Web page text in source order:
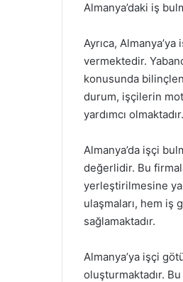
Almanya’daki iş
Ayrıca,
vermektedir.
konusunda
durum, işçilerin
yardımcı olmaktadır.
Almanya’da işçi
değerlidir. Bu
yerleştirilmesine
ulaşmaları, hem iş
sağlamaktadır.
Almanya’ya işçi
oluşturmaktadır.